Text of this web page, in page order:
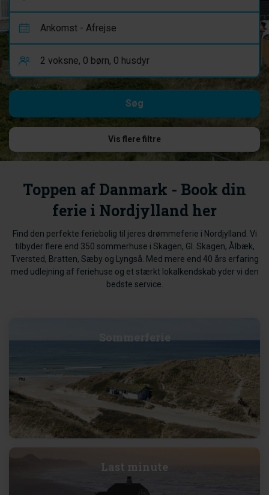
Vis flere filtre
Toppen af Danmark - Book din
ferie i Nordjylland her
Find den perfekte feriebolig til jeres drømmeferie i Nordjylland. Vi
tilbyder flere end 350 sommerhuse i Skagen, Gl. Skagen, Ålbæk,
Tversted, Bratten, Sæby og Lyngså. Med mere end 40 års erfaring
med udlejning af feriehuse og et stærkt lokalkendskab yder vi den
bedste service.
Sommerferie
Last minute